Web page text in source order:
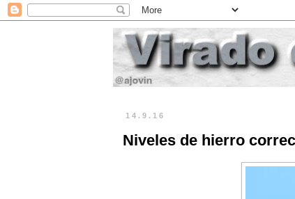
14.9.16
Niveles de hierro